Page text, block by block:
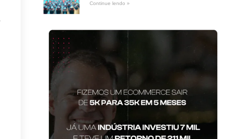
Continue lendo »